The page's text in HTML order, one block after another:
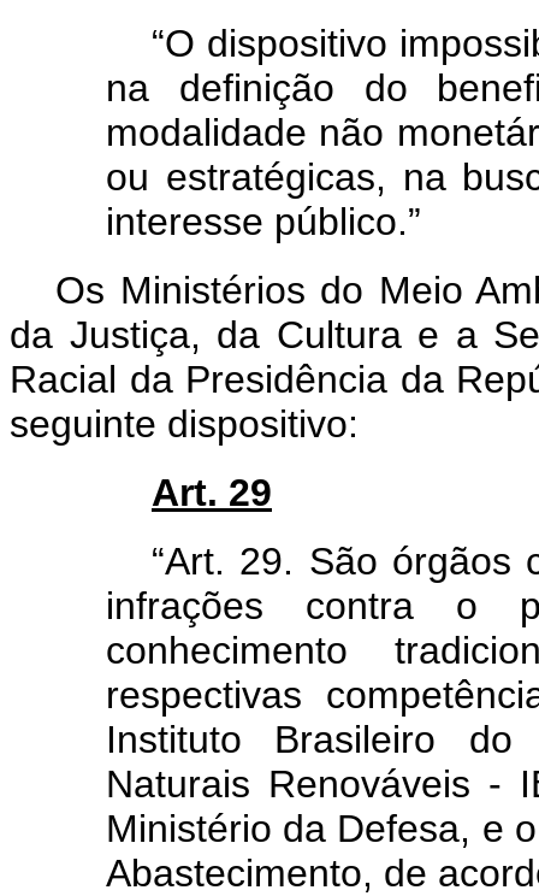
“O dispositivo
na definição do
modalidade não
ou estratégicas, na
interesse público.”
Os Ministérios do Meio
da Justiça, da Cultura e a
Racial da Presidência da
seguinte dispositivo:
Art. 29
“Art. 29. São órgãos
infrações contra o
conhecimento
respectivas
Instituto Brasileiro
Naturais Renováveis -
Ministério da Defesa, e
Abastecimento, de